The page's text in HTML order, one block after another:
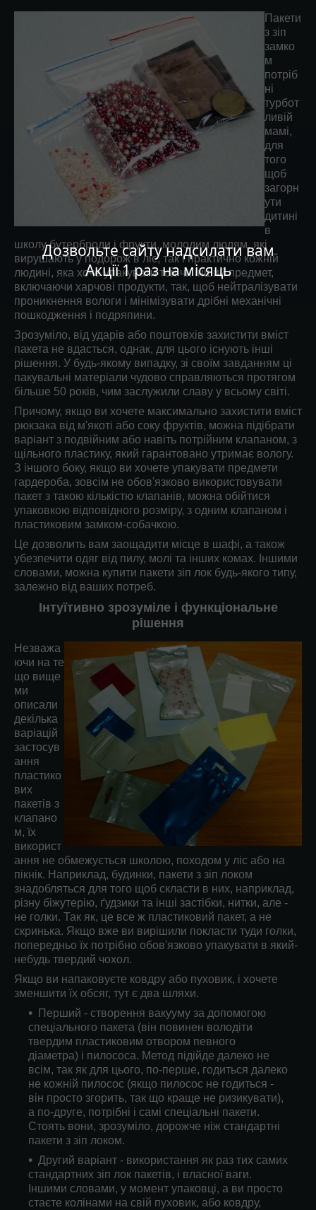
Дозвольте сайту надсилати вам
Акції 1 раз на місяць
Пакети
з зіп
замко
м
потріб
ні
турбот
ливій
мамі,
для
того
щоб
загорн
ути
дитині
в
школу бутерброди і фрукти, молодим людям, які
вирушають у подорож в ліс, так і практично кожній
людині, яка хоче упакувати той чи інший предмет,
включаючи харчові продукти, так, щоб нейтралізувати
проникнення вологи і мінімізувати дрібні механічні
пошкодження і подряпини.
Зрозуміло, від ударів або поштовхів захистити вміст
пакета не вдасться, однак, для цього існують інші
рішення. У будь-якому випадку, зі своїм завданням ці
пакувальні матеріали чудово справляються протягом
більше 50 років, чим заслужили славу у всьому світі.
Причому, якщо ви хочете максимально захистити вміст
рюкзака від м'якоті або соку фруктів, можна підібрати
варіант з подвійним або навіть потрійним клапаном, з
щільного пластику, який гарантовано утримає вологу.
З іншого боку, якщо ви хочете упакувати предмети
гардероба, зовсім не обов'язково використовувати
пакет з такою кількістю клапанів, можна обійтися
упаковкою відповідного розміру, з одним клапаном і
пластиковим замком-собачкою.
Це дозволить вам заощадити місце в шафі, а також
убезпечити одяг від пилу, молі та інших комах. Іншими
словами, можна купити пакети зіп лок будь-якого типу,
залежно від ваших потреб.
Інтуїтивно зрозуміле і функціональне
рішення
Незважа
ючи на те
що вище
ми
описали
декілька
варіацій
застосув
ання
пластико
вих
пакетів з
клапано
м, їх
використ
ання не обмежується школою, походом у ліс або на
пікнік. Наприклад, будинки, пакети з зіп локом
знадобляться для того щоб скласти в них, наприклад,
різну біжутерію, ґудзики та інші застібки, нитки, але -
не голки. Так як, це все ж пластиковий пакет, а не
скринька. Якщо вже ви вирішили покласти туди голки,
попередньо їх потрібно обов'язково упакувати в який-
небудь твердий чохол.
Якщо ви напаковуєте ковдру або пуховик, і хочете
зменшити їх обсяг, тут є два шляхи.
Перший - створення вакууму за допомогою
спеціального пакета (він повинен володіти
твердим пластиковим отвором певного
діаметра) і пилососа. Метод підійде далеко не
всім, так як для цього, по-перше, годиться далеко
не кожній пилосос (якщо пилосос не годиться -
він просто згорить, так що краще не ризикувати),
а по-друге, потрібні і самі спеціальні пакети.
Стоять вони, зрозуміло, дорожче ніж стандартні
пакети з зіп локом.
Другий варіант - використання як раз тих самих
стандартних зіп лок пакетів, і власної ваги.
Іншими словами, у момент упаковці, а ви просто
стаєте колінами на свій пуховик, або ковдру,